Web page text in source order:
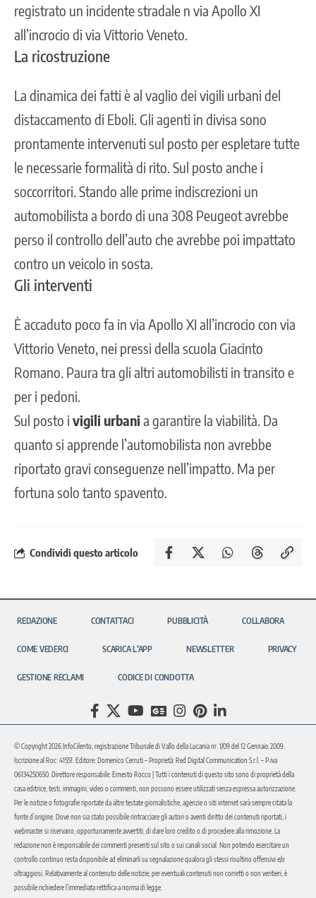
registrato un incidente stradale n via Apollo XI
all’incrocio di via Vittorio Veneto.
La ricostruzione
La dinamica dei fatti è al vaglio dei vigili urbani del
distaccamento di Eboli. Gli agenti in divisa sono
prontamente intervenuti sul posto per espletare tutte
le necessarie formalità di rito. Sul posto anche i
soccorritori. Stando alle prime indiscrezioni un
automobilista a bordo di una 308 Peugeot avrebbe
perso il controllo dell’auto che avrebbe poi impattato
contro un veicolo in sosta.
Gli interventi
È accaduto poco fa in via Apollo XI all’incrocio con via
Vittorio Veneto, nei pressi della scuola Giacinto
Romano. Paura tra gli altri automobilisti in transito e
per i pedoni.
Sul posto i vigili urbania garantire la viabilità. Da
quanto si apprende l’automobilista non avrebbe
riportato gravi conseguenze nell’impatto. Ma per
fortuna solo tanto spavento.
Condividi questo articolo
REDAZIONE CONTATTACI PUBBLICITÀ COLLABORA
COME VEDERCI SCARICA L’APP NEWSLETTER PRIVACY
GESTIONE RECLAMI CODICE DI CONDOTTA
© Copyright 2026 InfoCilento, registrazione Tribunale di Vallo della Lucania nr. 1/09 del 12 Gennaio 2009.
Iscrizione al Roc: 41551. Editore: Domenico Cerruti – Proprietà: Red Digital Communication S.r.l. – P.iva
06134250650. Direttore responsabile: Ernesto Rocco | Tutti i contenuti di questo sito sono di proprietà della
casa editrice, testi, immagini, video o commenti, non possono essere utilizzati senza espressa autorizzazione.
Per le notizie o fotografie riportate da altre testate giornalistiche, agenzie o siti internet sarà sempre citata la
fonte d’origine. Dove non sia stato possibile rintracciare gli autori o aventi diritto dei contenuti riportati, i
webmaster si riservano, opportunamente avvertiti, di dare loro credito o di procedere alla rimozione. La
redazione non è responsabile dei commenti presenti sul sito o sui canali social. Non potendo esercitare un
controllo continuo resta disponibile ad eliminarli su segnalazione qualora gli stessi risultino offensivi e/o
oltraggiosi. Relativamente al contenuto delle notizie, per eventuali contenuti non corretti o non veritieri, è
possibile richiedere l’immediata rettifica a norma di legge.